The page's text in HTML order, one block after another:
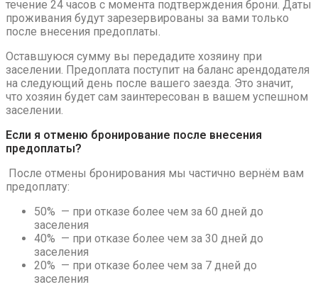
течение 24 часов с момента подтверждения брони. Даты
проживания будут зарезервированы за вами только
после внесения предоплаты.
Оставшуюся сумму вы передадите хозяину при
заселении. Предоплата поступит на баланс арендодателя
на следующий день после вашего заезда. Это значит,
что хозяин будет сам заинтересован в вашем успешном
заселении.
Если я отменю бронирование после внесения
предоплаты?
После отмены бронирования мы частично вернём вам
предоплату:
50% — при отказе более чем за 60 дней до
заселения
40% — при отказе более чем за 30 дней до
заселения
20% — при отказе более чем за 7 дней до
заселения